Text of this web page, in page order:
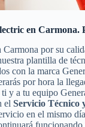
en Carmona.
Carmona por su
plantilla de
con la marca
por hora la
y a tu equipo
el Servicio Técnico
en el mismo